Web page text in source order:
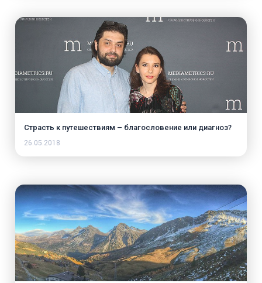
Страсть к путешествиям – благословение или диагноз?
26.05.2018